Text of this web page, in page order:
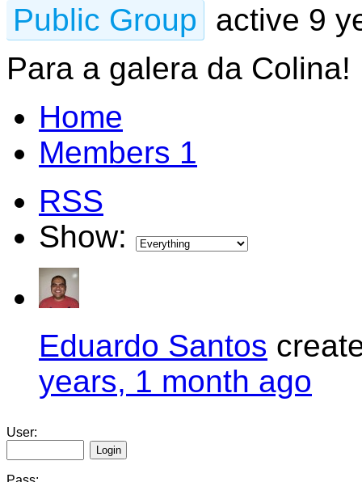
Public Group
active 9
Para a galera da Colina!
Home
Members 1
RSS
Show:
Eduardo Santos
years, 1 month ago
User: